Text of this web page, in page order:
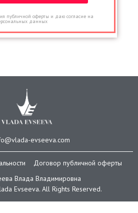
публичной оферты и даю согласие на
данных
evseeva.com
Договор публичной оферты
Влада Владимировна
Еvseeva. All Rights Reserved.